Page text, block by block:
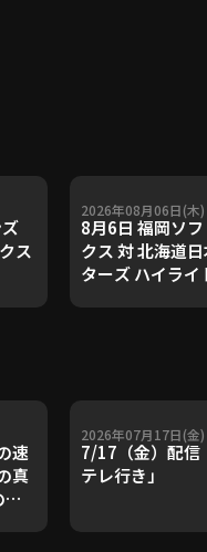
ス
2026年08月06日(木)
8月6日 福岡ソ
クス 対 北海道
ターズ ハイライ
速
真
2026年07月17日(金
7/17（金）配信
テレ行き」